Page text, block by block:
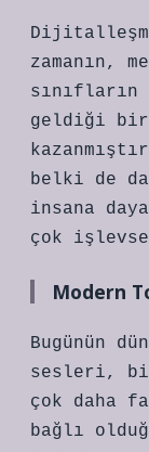
zamanın,
sınıfların
geldiği bir
belki de
insana
çok
Modern
Bugünün
sesleri,
çok daha
bağlı